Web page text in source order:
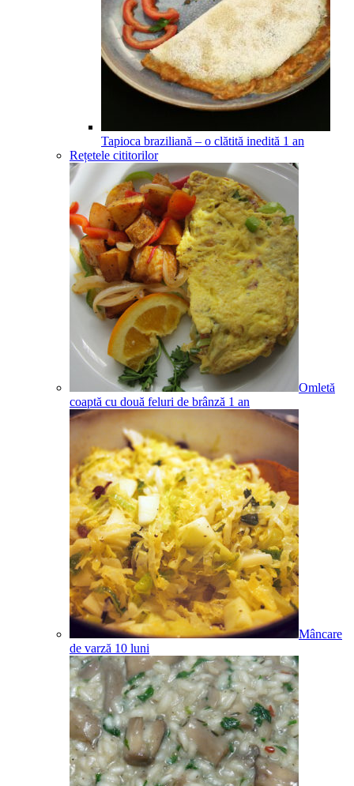
Tapioca braziliană – o clătită inedită 1 an
Rețetele cititorilor
Omletă
coaptă cu două feluri de brânză 1 an
Mâncare
de varză 10 luni